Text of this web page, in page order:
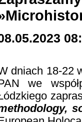
dniach 18-22
we